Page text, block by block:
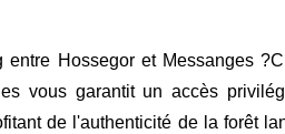
entre Hossegor et Messanges
vous garantit un accès
de l'authenticité de la forêt